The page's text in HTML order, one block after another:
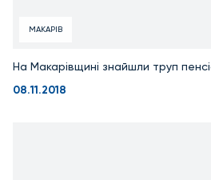
МАКАРІВ
На Макарівщині знайшли труп
08.11.2018